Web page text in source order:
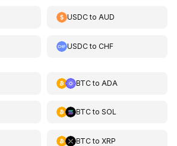
USDCtoAUD
USDCtoCHF
BTCto ADA
BTCto SOL
BTCto XRP